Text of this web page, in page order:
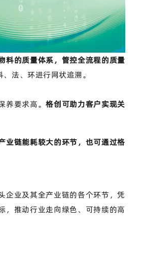
料的质量体系，管控全流程的质量
法、环进行网状追溯。
养要求高。格创可助力客户实现关
业链能耗较大的环节，也可通过格
企业及其全产业链的各个环节，凭
，推动行业走向绿色、可持续的高